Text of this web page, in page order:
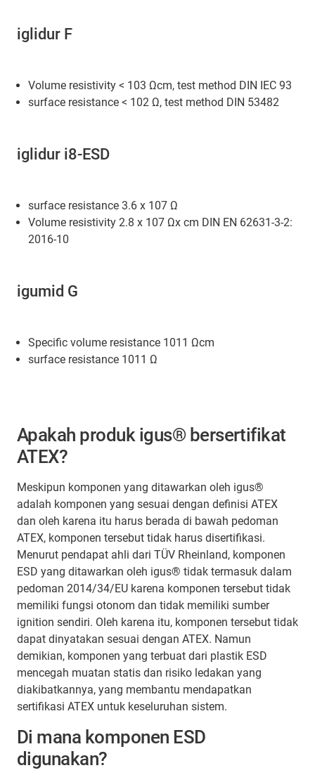
iglidur F
Volume resistivity < 103 Ωcm, test method DIN IEC 93
surface resistance < 102 Ω, test method DIN 53482
iglidur i8-ESD
surface resistance 3.6 x 107 Ω
Volume resistivity 2.8 x 107 Ωx cm DIN EN 62631-3-2:
2016-10
igumid G
Specific volume resistance 1011 Ωcm
surface resistance 1011 Ω
Apakah produk igus® bersertifikat
ATEX?
Meskipun komponen yang ditawarkan oleh igus®
adalah komponen yang sesuai dengan definisi ATEX
dan oleh karena itu harus berada di bawah pedoman
ATEX, komponen tersebut tidak harus disertifikasi.
Menurut pendapat ahli dari TÜV Rheinland, komponen
ESD yang ditawarkan oleh igus® tidak termasuk dalam
pedoman 2014/34/EU karena komponen tersebut tidak
memiliki fungsi otonom dan tidak memiliki sumber
ignition sendiri. Oleh karena itu, komponen tersebut tidak
dapat dinyatakan sesuai dengan ATEX. Namun
demikian, komponen yang terbuat dari plastik ESD
mencegah muatan statis dan risiko ledakan yang
diakibatkannya, yang membantu mendapatkan
sertifikasi ATEX untuk keseluruhan sistem.
Di mana komponen ESD
digunakan?